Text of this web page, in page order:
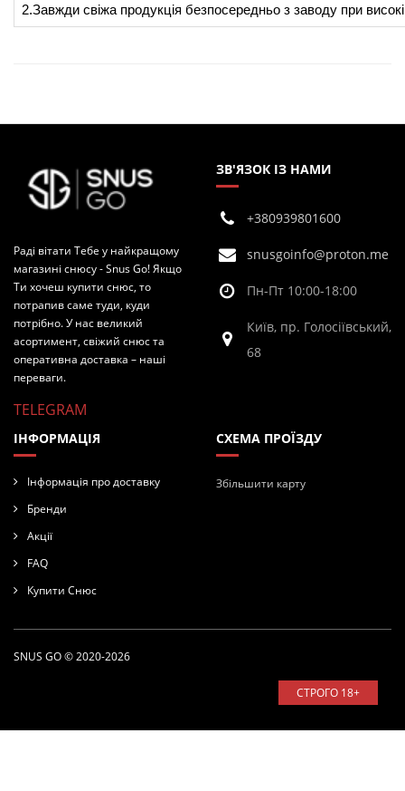
2.Завжди свіжа продукція безпосередньо з заводу при
Раді вітати Тебе у найкращому
магазині снюсу - Snus Go! Якщо
Ти хочеш купити снюс, то
потрапив саме туди, куди
потрібно. У нас великий
асортимент, свіжий снюс та
оперативна доставка – наші
переваги.
TELEGRAM
ЗВ'ЯЗОК ІЗ НАМИ
+380939801600
snusgoinfo@proton.me
Пн-Пт 10:00-18:00
Київ, пр. Голосіївський,
68
ІНФОРМАЦІЯ
Інформація про доставку
Бренди
Акції
FAQ
Купити Снюс
СХЕМА ПРОЇЗДУ
Збільшити карту
SNUS GO © 2020-2026
СТРОГО 18+